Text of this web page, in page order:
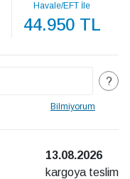
Havale/EFT İle
44.950 TL
?
Bilmiyorum
13.08.2026
kargoya teslim